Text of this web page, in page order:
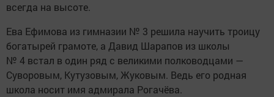
всегда на высоте.
Ева Ефимова из гимназии № 3 решила научить троицу
богатырей грамоте, а Давид Шарапов из школы
№ 4 встал в один ряд с великими полководцами —
Суворовым, Кутузовым, Жуковым. Ведь его родная
школа носит имя адмирала Рогачёва.